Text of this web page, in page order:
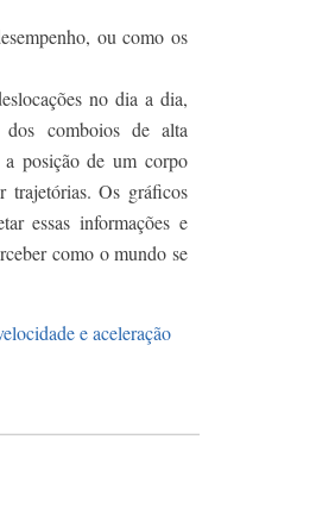
ou como os
no dia a dia,
comboios de alta
a posição de um corpo
trajetórias. Os gráficos
essas informações e
como o mundo se
e aceleração